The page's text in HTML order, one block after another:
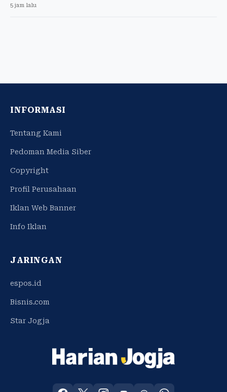
5 jam lalu
INFORMASI
Tentang Kami
Pedoman Media Siber
Copyright
Profil Perusahaan
Iklan Web Banner
Info Iklan
JARINGAN
espos.id
Bisnis.com
Star Jogja